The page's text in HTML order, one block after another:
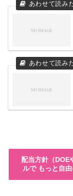
配当方針（DOE
ルで もっと自